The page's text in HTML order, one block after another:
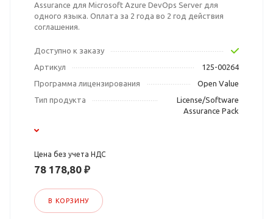
Assurance для Microsoft Azure DevOps Server для
одного языка. Оплата за 2 года во 2 год действия
соглашения.
Доступно к заказу
Артикул
125-00264
Программа лицензирования
Open Value
Тип продукта
License/Software
Assurance Pack
Цена без учета НДС
78 178,80 ₽
В КОРЗИНУ